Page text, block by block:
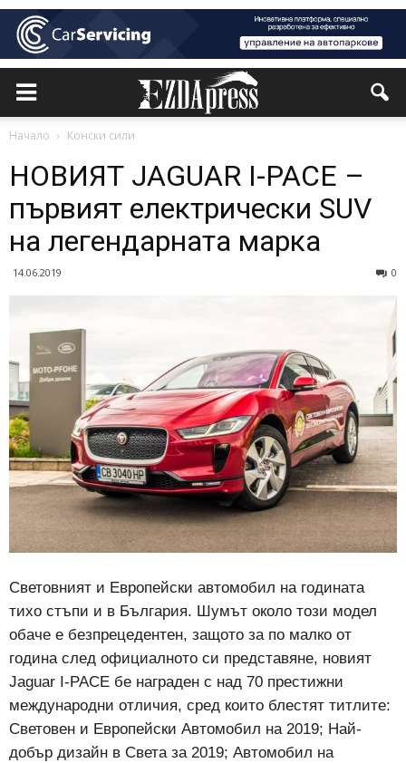
Начало Конски сили
НОВИЯТ JAGUAR I-PACE –
първият електрически SUV
на легендарната марка
14.06.2019 0
Световният и Европейски автомобил на годината
тихо стъпи и в България. Шумът около този модел
обаче e безпрецедентен, защото за по малко от
година след официалното си представяне, новият
Jaguar I-PACE бе награден с над 70 престижни
международни отличия, сред които блестят титлите:
Световен и Европейски Автомобил на 2019; Най-
добър дизайн в Света за 2019; Автомобил на